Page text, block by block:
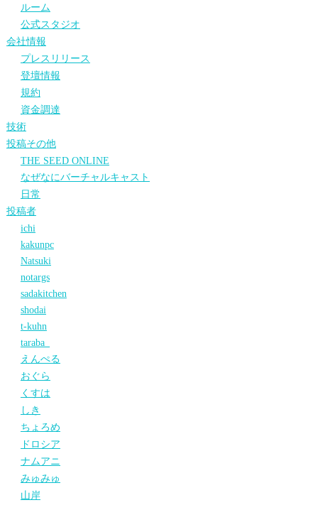
ルーム
公式スタジオ
会社情報
プレスリリース
登壇情報
規約
資金調達
技術
投稿その他
THE SEED ONLINE
なぜなにバーチャルキャスト
日常
投稿者
ichi
kakunpc
Natsuki
notargs
sadakitchen
shodai
t-kuhn
taraba_
えんぺる
おぐら
くすは
しき
ちょろめ
ドロシア
ナムアニ
みゅみゅ
山岸